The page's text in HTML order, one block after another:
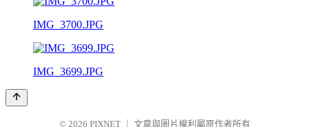
IMG_3700.JPG
IMG_3699.JPG
© 2026 PIXNET 文章與圖片權利屬原作者所有